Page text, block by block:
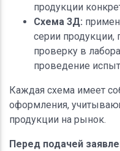
продукции
Схема 3Д:
серии
проверку в
проведение
Каждая схема имеет
оформления,
продукции на рынок.
Перед подачей